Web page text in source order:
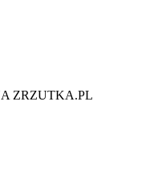
ZRZUTKA.PL